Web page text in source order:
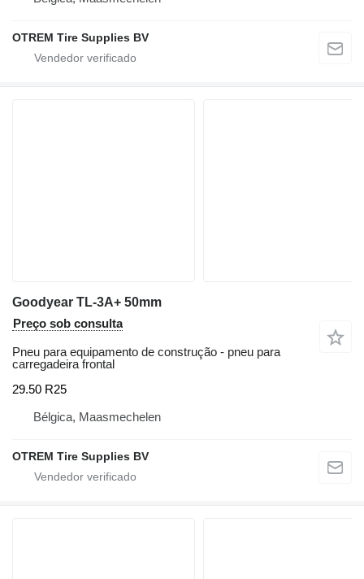
OTREM Tire Supplies BV
Goodyear TL-3A+ 50mm
Preço sob consulta
Pneu para equipamento de construção - pneu para
carregadeira frontal
29.50 R25
Bélgica, Maasmechelen
OTREM Tire Supplies BV